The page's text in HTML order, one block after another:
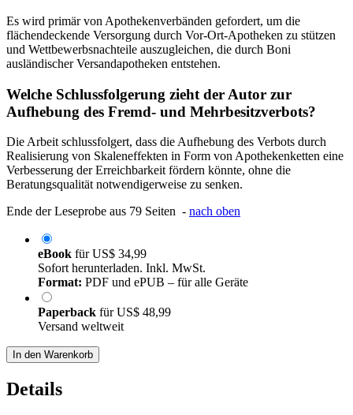
Es wird primär von Apothekenverbänden gefordert, um die
flächendeckende Versorgung durch Vor-Ort-Apotheken zu stützen
und Wettbewerbsnachteile auszugleichen, die durch Boni
ausländischer Versandapotheken entstehen.
Welche Schlussfolgerung zieht der Autor zur
Aufhebung des Fremd- und Mehrbesitzverbots?
Die Arbeit schlussfolgert, dass die Aufhebung des Verbots durch
Realisierung von Skaleneffekten in Form von Apothekenketten eine
Verbesserung der Erreichbarkeit fördern könnte, ohne die
Beratungsqualität notwendigerweise zu senken.
Ende der Leseprobe aus 79 Seiten - nach oben
eBook fürUS$ 34,99
Sofort herunterladen. Inkl. MwSt.
Format: PDF und ePUB – für alle Geräte
Paperback fürUS$ 48,99
Versand weltweit
In den Warenkorb
Details